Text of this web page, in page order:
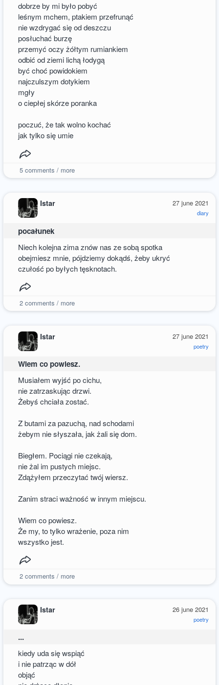
dobrze by mi było pobyć
leśnym mchem, ptakiem przefrunąć
nie wzdrygać się od deszczu
posłuchać burzę
przemyć oczy żółtym rumiankiem
odbić od ziemi lichą łodygą
być choć powidokiem
najczulszym dotykiem
mgły
o ciepłej skórze poranka
poczuć, że tak wolno kochać
jak tylko się umie
5comments / more
27 june 2021
diary
Istar
pocałunek
Niech kolejna zima znów nas ze sobą spotka
obejmiesz mnie, pójdziemy dokądś, żeby ukryć
czułość po byłych tęsknotach.
2comments / more
27 june 2021
poetry
Istar
Wiem co powiesz.
Musiałem wyjść po cichu,
nie zatrzaskując drzwi.
Żebyś chciała zostać.
Z butami za pazuchą, nad schodami
żebym nie słyszała, jak żali się dom.
Biegłem. Pociągi nie czekają,
nie żal im pustych miejsc.
Zdążyłem przeczytać twój wiersz.
Zanim straci ważność w innym miejscu.
Wiem co powiesz.
Że my, to tylko wrażenie, poza nim
wszystko jest.
2comments / more
26 june 2021
poetry
Istar
...
kiedy uda się wspiąć
i nie patrząc w dół
objąć